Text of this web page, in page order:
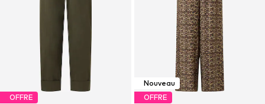
OFFRE
Nouveau
OFFRE